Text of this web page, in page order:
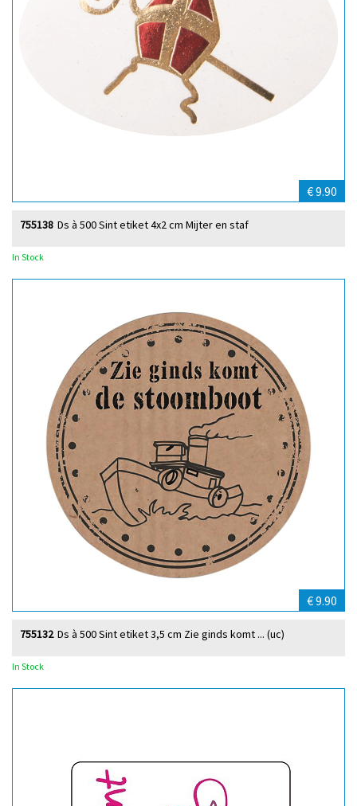
€ 9.90
Ds à 500 Sint etiket 4x2 cm Mijter en staf
755138
In Stock
€ 9.90
Ds à 500 Sint etiket 3,5 cm Zie ginds komt ... (uc)
755132
In Stock